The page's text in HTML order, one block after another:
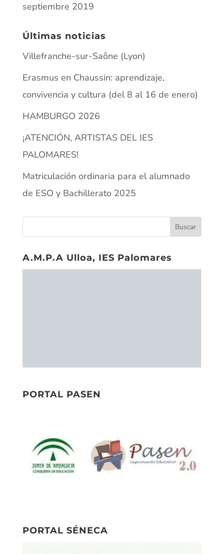
septiembre 2019
Últimas noticias
Villefranche-sur-Saône (Lyon)
Erasmus en Chaussin: aprendizaje,
convivencia y cultura (del 8 al 16 de enero)
HAMBURGO 2026
¡ATENCIÓN, ARTISTAS DEL IES
PALOMARES!
Matriculación ordinaria para el alumnado
de ESO y Bachillerato 2025
A.M.P.A Ulloa, IES Palomares
PORTAL SÉNECA